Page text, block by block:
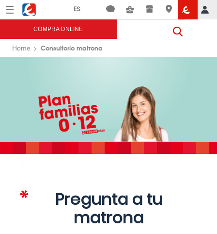
Menú Eroski
COMPRA ONLINE
Home Consultorio matrona
Pregunta a tu
matrona